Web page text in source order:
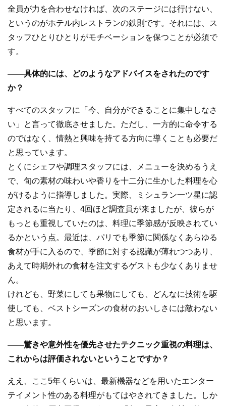
全員が力を合わせなければ、次のステージには行けない、
というのがホテル内レストランの鉄則です。それには、ス
タッフひとりひとりがモチベーションを保つことが必須で
す。
――具体的には、どのようなアドバイスをされたのです
か？
すべてのスタッフに「今、自分ができることに集中しなさ
い」と言って徹底させました。ただし、一方的に命令する
のではなく、情熱と興味を持てる方向に導くことも必要だ
と思っています。
とくにシェフや調理スタッフには、メニューを決めるうえ
で、旬の素材の味わいや香りを十二分に生かした料理を心
がけるように指導しました。実際、ミシュラン一ツ星に認
定されるに当たり、4回ほど調査員が来ましたが、彼らが
もっとも重視していたのは、料理に季節感が反映されてい
るかという点。最近は、パリでも季節に関係なくあらゆる
食材が手に入るので、季節に対する認識が薄れつつあり、
あえて時期外れの食材を注文するゲストも少なくありませ
ん。
けれども、野菜にしても果物にしても、どんなに技術を駆
使しても、ベストシーズンの食材のおいしさには敵わない
と思います。
――驚きや意外性を優先させたテクニック重視の料理は、
これからは評価されないということですか？
ええ、ここ5年くらいは、最新機器などを用いたエンター
テイメント性のある料理がもてはやされてきました。しか